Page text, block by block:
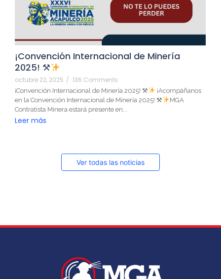
¡Convención Internacional de Minería
2025! ⚒
octubre 22, 2025 / 136 Comments
¡Convención Internacional de Minería 2025! ⚒
¡Acompáñanos
en la Convención Internacional de Minería 2025! ⚒
MGA
Contratista Minera estará presente en...
Leer más
Ver todas las noticias